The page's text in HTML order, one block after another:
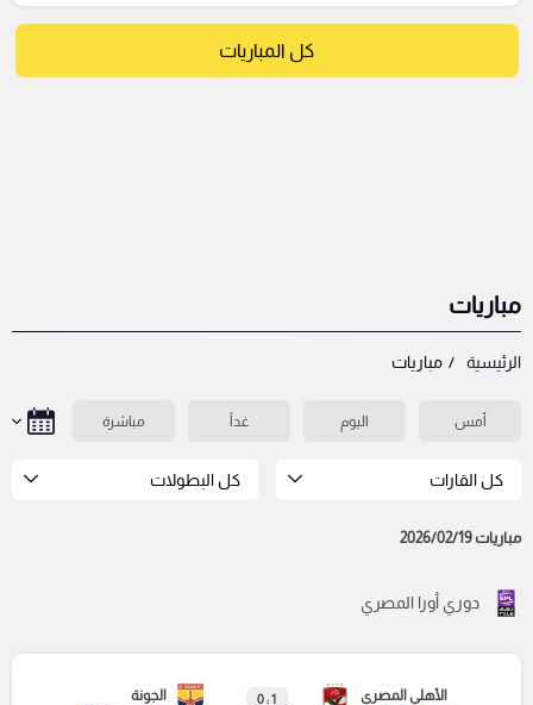
كل المباريات
مباريات
الرئيسية مباريات
أمس اليوم غداً مباشرة
كل القارات كل البطولات
مباريات 2026/02/19
دوري أورا المصري
الأهلي المصري
1 : 0
الجونة